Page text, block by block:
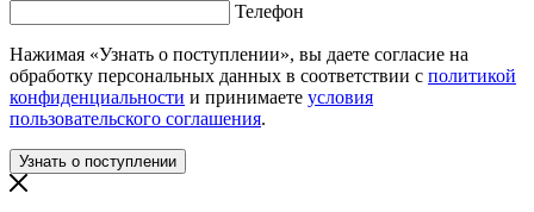
Телефон
Нажимая «Узнать о поступлении», вы даете согласие на
обработку персональных данных в соответствии с политикой
конфиденциальности и принимаете условия
пользовательского соглашения.